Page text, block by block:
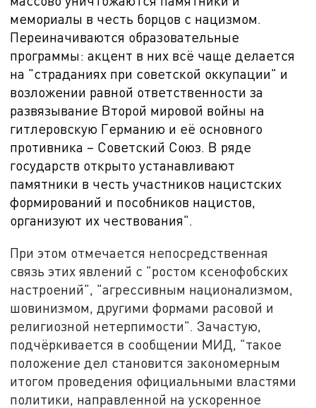
мемориалы в честь борцов с нацизмом.
Переиначиваются образовательные
программы: акцент в них всё чаще делается
на "страданиях при советской оккупации" и
возложении равной ответственности за
развязывание Второй мировой войны на
гитлеровскую Германию и её основного
противника – Советский Союз. В ряде
государств открыто устанавливают
памятники в честь участников нацистских
формирований и пособников нацистов,
организуют их чествования".
При этом отмечается непосредственная
связь этих явлений с "ростом ксенофобских
настроений", "агрессивным национализмом,
шовинизмом, другими формами расовой и
религиозной нетерпимости". Зачастую,
подчёркивается в сообщении МИД, "такое
положение дел становится закономерным
итогом проведения официальными властями
политики, направленной на ускоренное